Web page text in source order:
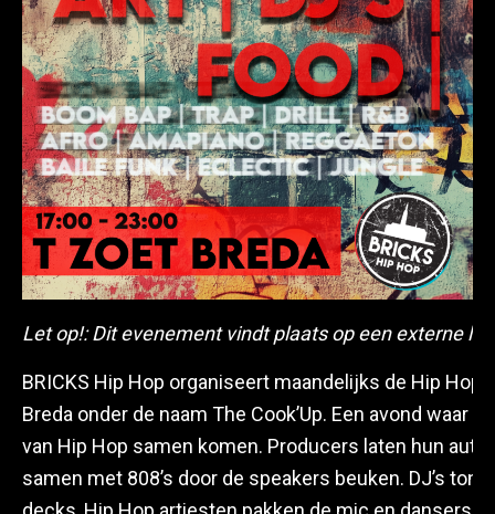
Let op!: Dit evenement vindt plaats op een externe
BRICKS Hip Hop organiseert maandelijks de Hip Hop
Breda onder de naam The Cook’Up. Een avond waar
van Hip Hop samen komen. Producers laten hun
samen met 808’s door de speakers beuken. DJ’s